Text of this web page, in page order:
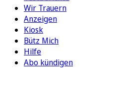
Wir Trauern
Anzeigen
Kiosk
Bütz Mich
Hilfe
Abo kündigen